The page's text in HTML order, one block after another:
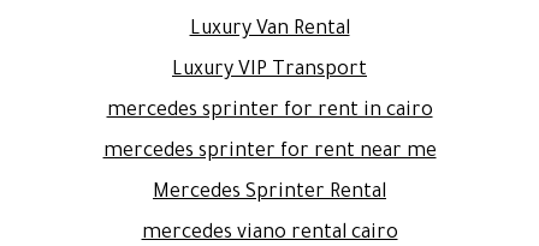
Luxury Van Rental
Luxury VIP Transport
mercedes sprinter for rent in cairo
mercedes sprinter for rent near me
Mercedes Sprinter Rental
mercedes viano rental cairo